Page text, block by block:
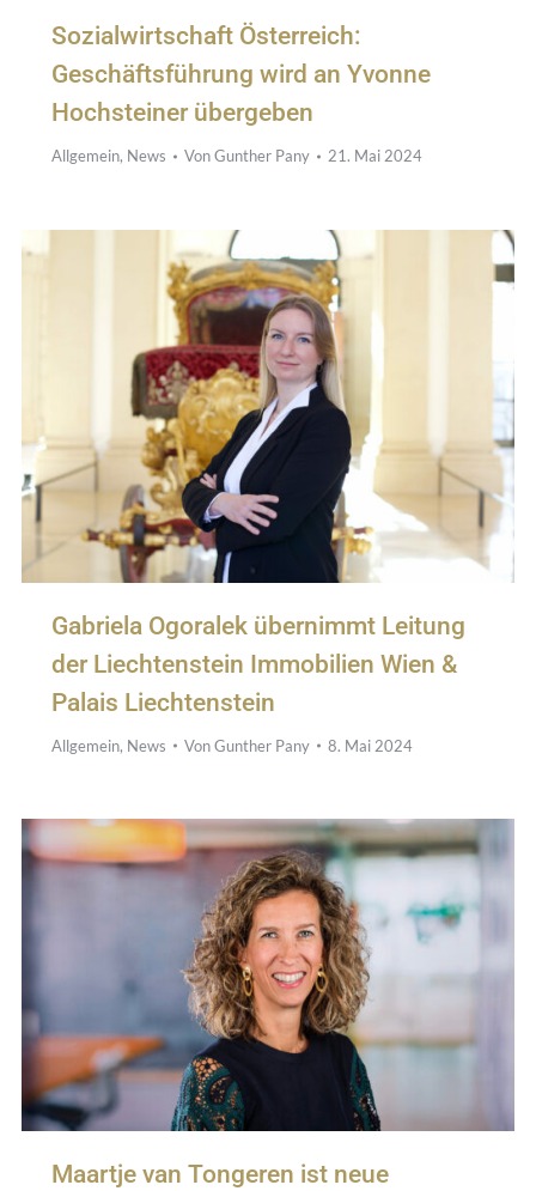
Sozialwirtschaft Österreich:
Geschäftsführung wird an Yvonne
Hochsteiner übergeben
Allgemein, News VonGunther Pany 21. Mai 2024
Gabriela Ogoralek übernimmt Leitung
der Liechtenstein Immobilien Wien &
Palais Liechtenstein
Allgemein, News VonGunther Pany 8. Mai 2024
Maartje van Tongeren ist neue